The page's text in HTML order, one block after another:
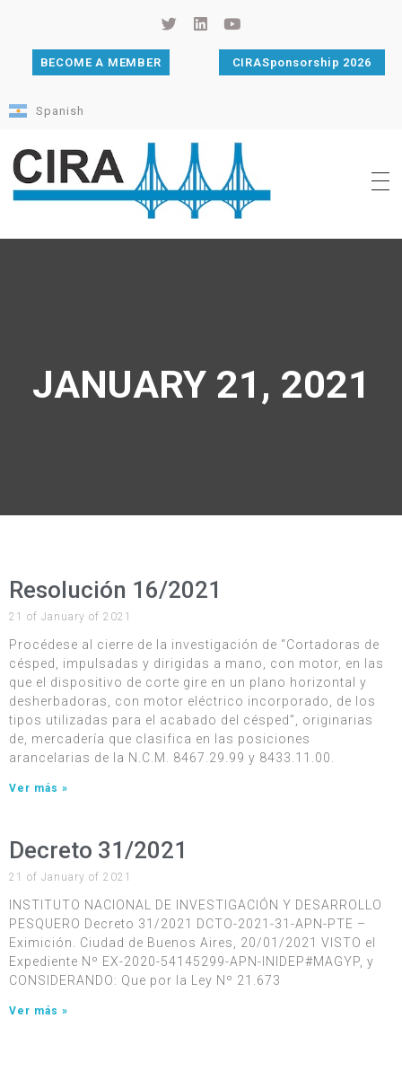
BECOME A MEMBER CIRASponsorship 2026
Spanish
JANUARY 21, 2021
Resolución 16/2021
21 of January of 2021
Procédese al cierre de la investigación de “Cortadoras de
césped, impulsadas y dirigidas a mano, con motor, en las
que el dispositivo de corte gire en un plano horizontal y
desherbadoras, con motor eléctrico incorporado, de los
tipos utilizadas para el acabado del césped”, originarias
de, mercadería que clasifica en las posiciones
arancelarias de la N.C.M. 8467.29.99 y 8433.11.00.
Ver más »
Decreto 31/2021
21 of January of 2021
INSTITUTO NACIONAL DE INVESTIGACIÓN Y DESARROLLO
PESQUERO Decreto 31/2021 DCTO-2021-31-APN-PTE –
Eximición. Ciudad de Buenos Aires, 20/01/2021 VISTO el
Expediente Nº EX-2020-54145299-APN-INIDEP#MAGYP, y
CONSIDERANDO: Que por la Ley Nº 21.673
Ver más »